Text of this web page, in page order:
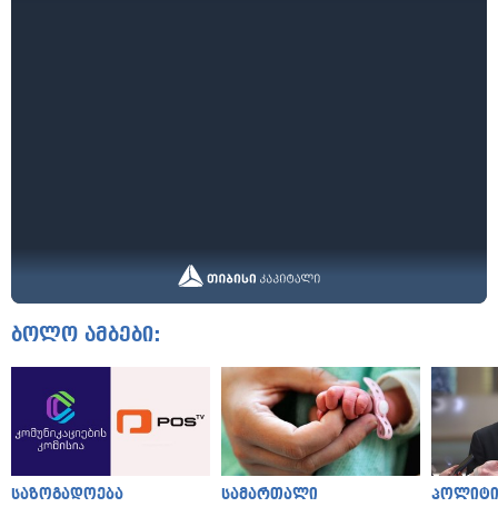
ბოლო ამბები:
საზოგადოება სამართალი